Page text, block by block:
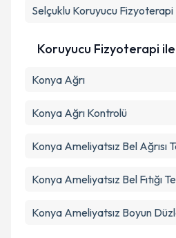
Metni'ni okudum ve
Selçuklu Koruyucu Fizyoterapi
Koruyucu Fizyoterapi
Konya Ağrı
Konya Ağrı Kontrolü
Konya Ameliyatsız Bel Ağrısı
Konya Ameliyatsız Bel Fıtığı
Konya Ameliyatsız Boyun